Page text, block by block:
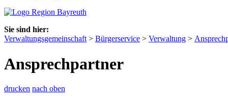
Sie sind hier:
Verwaltungsgemeinschaft > Bürgerservice > Verwaltung >
Ansprechpartner
drucken nach oben